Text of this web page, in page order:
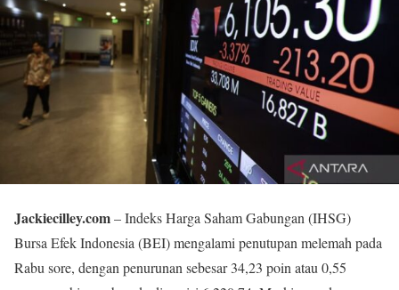
Jackiecilley.com– Indeks Harga Saham Gabungan (IHSG)
Bursa Efek Indonesia (BEI) mengalami penutupan melemah pada
Rabu sore, dengan penurunan sebesar 34,23 poin atau 0,55